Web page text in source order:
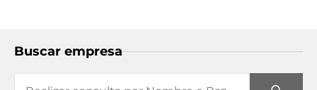
Buscar empresa